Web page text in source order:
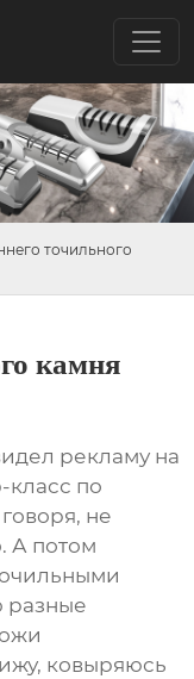
точильного
камня
рекламу на
класс по
не
А потом
разные
ковыряюсь